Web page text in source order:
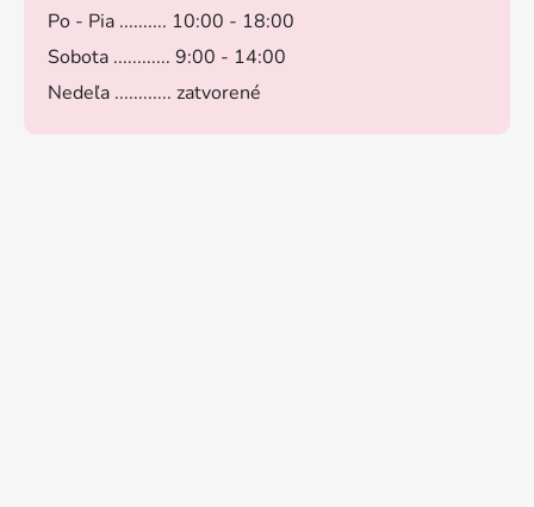
Po - Pia .......... 10:00 - 18:00
Sobota ............ 9:00 - 14:00
Nedeľa ............ zatvorené